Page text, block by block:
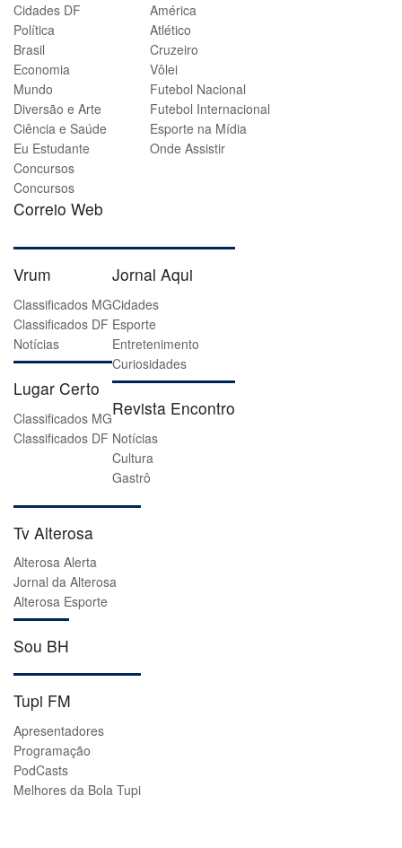
Cidades DF
Política
Brasil
Economia
Mundo
Diversão e Arte
Ciência e Saúde
Eu Estudante
Concursos
Concursos
Correio Web
América
Atlético
Cruzeiro
Vôlei
Futebol Nacional
Futebol Internacional
Esporte na Mídia
Onde Assistir
Vrum
Classificados MG
Classificados DF
Notícias
Lugar Certo
Classificados MG
Classificados DF
Jornal Aqui
Cidades
Esporte
Entretenimento
Curiosidades
Revista Encontro
Notícias
Cultura
Gastrô
Tv Alterosa
Alterosa Alerta
Jornal da Alterosa
Alterosa Esporte
Sou BH
Tupi FM
Apresentadores
Programação
PodCasts
Melhores da Bola Tupi